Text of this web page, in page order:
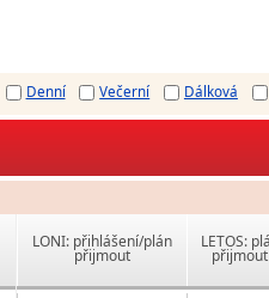
Denní Večerní Dálková
LONI: přihlášení/plán
přijmout
LETOS:
přijmout